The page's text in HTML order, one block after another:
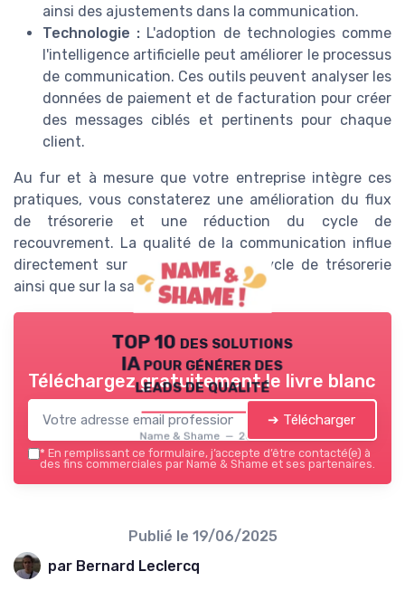
ainsi des ajustements dans la communication.
Technologie : L'adoption de technologies comme
l'intelligence artificielle peut améliorer le processus
de communication. Ces outils peuvent analyser les
données de paiement et de facturation pour créer
des messages ciblés et pertinents pour chaque
client.
Au fur et à mesure que votre entreprise intègre ces
pratiques, vous constaterez une amélioration du flux
de trésorerie et une réduction du cycle de
recouvrement. La qualité de la communication influe
directement sur l'optimisation du cycle de trésorerie
ainsi que sur la satisfaction du client.
TOP 10 des solutions
IA pour générer des
leads de qualité
Name & Shame — 2026
Téléchargez gratuitement le livre blanc
➔ Télécharger
* En remplissant ce formulaire, j’accepte d’être contacté(e) à
des fins commerciales par Name & Shame et ses partenaires.
Publié le 19/06/2025
par Bernard Leclercq